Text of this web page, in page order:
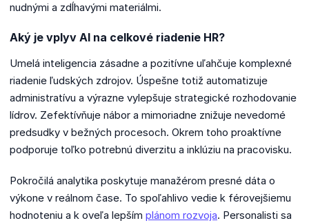
nudnými a zdĺhavými materiálmi.
Aký je vplyv AI na celkové riadenie HR?
Umelá inteligencia zásadne a pozitívne uľahčuje komplexné
riadenie ľudských zdrojov. Úspešne totiž automatizuje
administratívu a výrazne vylepšuje strategické rozhodovanie
lídrov. Zefektívňuje nábor a mimoriadne znižuje nevedomé
predsudky v bežných procesoch. Okrem toho proaktívne
podporuje toľko potrebnú diverzitu a inklúziu na pracovisku.
Pokročilá analytika poskytuje manažérom presné dáta o
výkone v reálnom čase. To spoľahlivo vedie k férovejšiemu
hodnoteniu a k oveľa lepším plánom rozvoja. Personalisti sa